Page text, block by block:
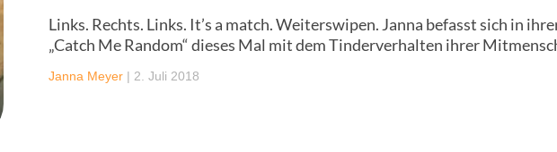
Links. Rechts. Links. It’s a match. Weiterswipen. Janna befasst sich in
„Catch Me Random“ dieses Mal mit dem Tinderverhalten ihrer
Janna Meyer | 2. Juli 2018